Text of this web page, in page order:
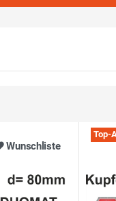
Wunschliste
Top-